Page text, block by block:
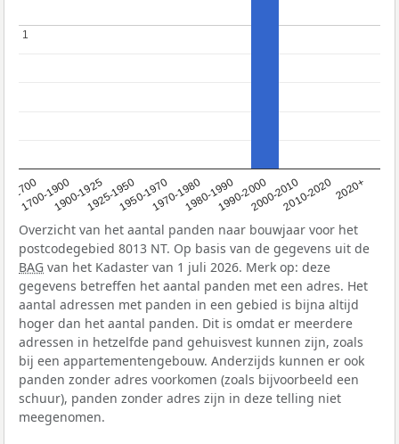
<1700
1700-19001900-19251925-19501950-19701970-19801980-19901990-20002000-20102010-20202020+
1
1
Overzicht van het aantal panden naar bouwjaar voor het
postcodegebied 8013 NT. Op basis van de gegevens uit de
BAG van het Kadaster van 1 juli 2026. Merk op: deze
gegevens betreffen het aantal panden met een adres. Het
aantal adressen met panden in een gebied is bijna altijd
hoger dan het aantal panden. Dit is omdat er meerdere
adressen in hetzelfde pand gehuisvest kunnen zijn, zoals
bij een appartementengebouw. Anderzijds kunnen er ook
panden zonder adres voorkomen (zoals bijvoorbeeld een
schuur), panden zonder adres zijn in deze telling niet
meegenomen.